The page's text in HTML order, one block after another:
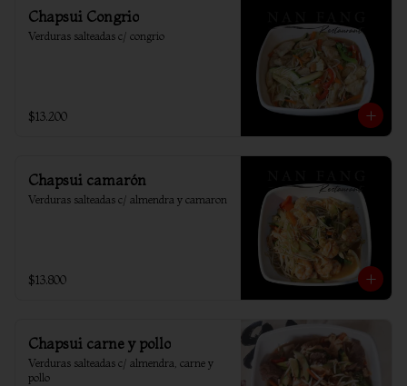
Chapsui Congrio
Verduras salteadas c/ congrio
$13.200
Chapsui camarón
Verduras salteadas c/ almendra y camaron
$13.800
Chapsui carne y pollo
Verduras salteadas c/ almendra, carne y
pollo